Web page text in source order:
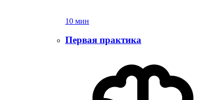
10 мин
Первая практика